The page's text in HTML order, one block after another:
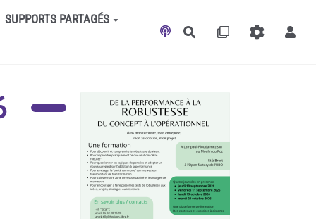
SUPPORTS PARTAGÉS
Rechercher